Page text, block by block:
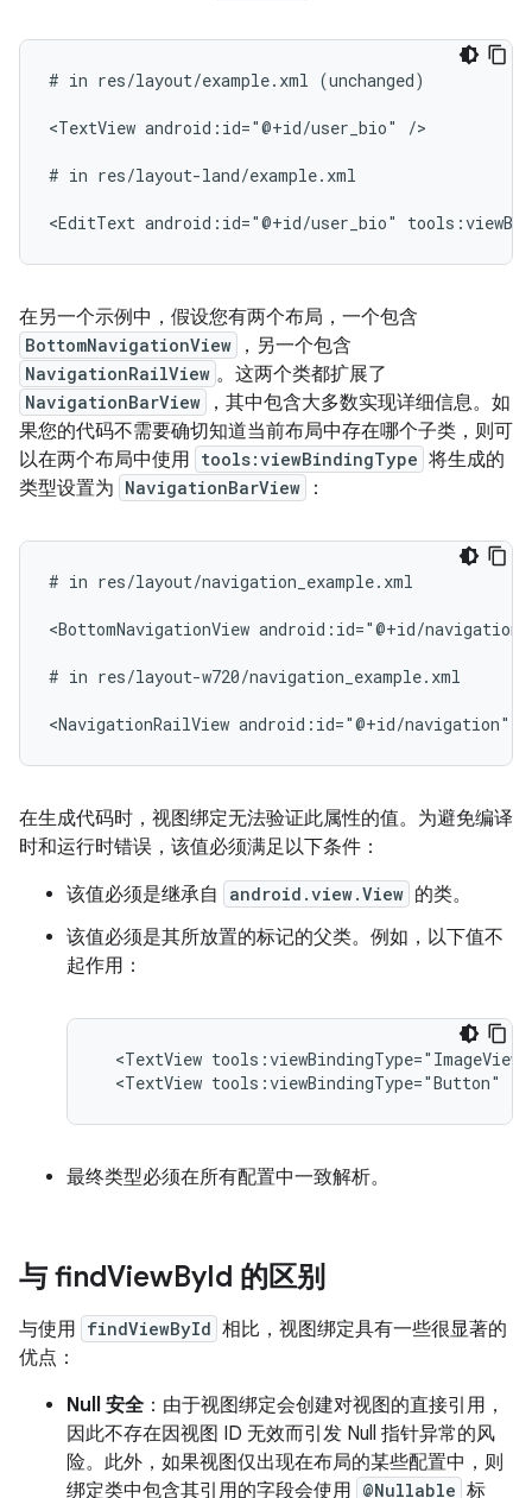
# in res/layout/example.xml (unchanged)
<TextView android:id="@+id/user_bio" />
# in res/layout-land/example.xml
<EditText android:id="@+id/user_bio"
在另一个示例中，假设您有两个布局，一个包含
BottomNavigationView ，另一个包含
NavigationRailView 。这两个类都扩展了
NavigationBarView
，其中包含大多数实现详细信息。如
果您的代码不需要确切知道当前布局中存在哪个子类，则可
以在两个布局中使用 tools:viewBindingType 将生成的
类型设置为 NavigationBarView ：
# in res/layout/navigation_example.xml
<BottomNavigationView android:id="@+id/navigation"
# in res/layout-w720/navigation_example.xml
<NavigationRailView android:id="@+id/navigation"
在生成代码时，视图绑定无法验证此属性的值。为避免编译
时和运行时错误，该值必须满足以下条件：
该值必须是继承自
android.view.View 的类。
该值必须是其所放置的标记的父类。例如，以下值不
起作用：
<TextView tools:viewBindingType="ImageView"
<TextView tools:viewBindingType="Button"
最终类型必须在所有配置中一致解析。
与 findViewById 的区别
与使用 findViewById 相比，视图绑定具有一些很显著的
优点：
Null 安全 ：由于视图绑定会创建对视图的直接引用，
因此不存在因视图 ID 无效而引发 Null 指针异常的风
险。此外，如果视图仅出现在布局的某些配置中，则
绑定类中包含其引用的字段会使用 @Nullable 标